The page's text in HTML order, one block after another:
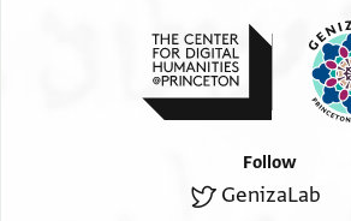
Follow
GenizaLab